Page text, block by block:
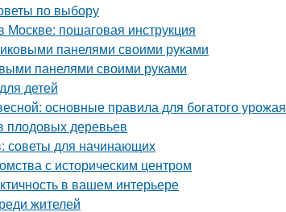
по выбору
Москве: пошаговая инструкция
панелями своими руками
панелями своими руками
детей
основные правила для богатого урожая
плодовых деревьев
советы для начинающих
с историческим центром
в вашем интерьере
жителей